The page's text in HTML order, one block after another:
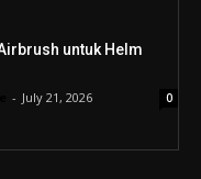
untuk Helm
- July 21, 2026 0